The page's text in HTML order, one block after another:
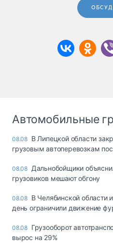
Автомобильные
08.08 В Липецкой области
грузовым автоперевозкам
08.08 Дальнобойщики
грузовиков мешают обгону
08.08 В Челябинской области
день ограничили движение
08.08 Грузооборот
вырос на 29%